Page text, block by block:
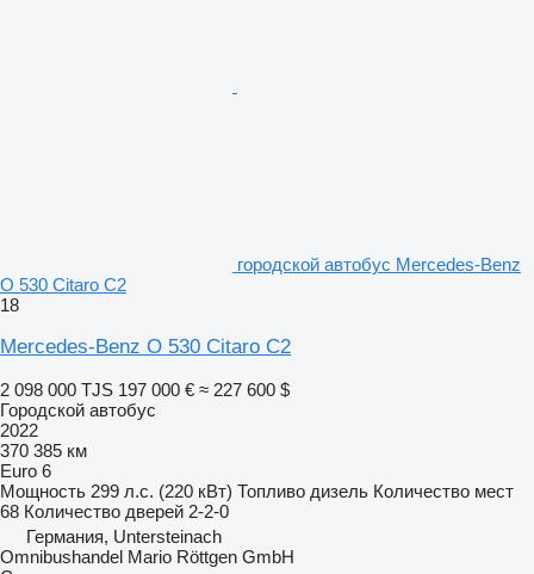
городской автобус Mercedes-Benz
O 530 Citaro C2
18
Mercedes-Benz O 530 Citaro C2
2 098 000 TJS 197 000 € ≈ 227 600 $
Городской автобус
2022
370 385 км
Euro 6
Мощность 299 л.с. (220 кВт) Топливо дизель Количество мест
68 Количество дверей 2-2-0
Германия, Untersteinach
Omnibushandel Mario Röttgen GmbH